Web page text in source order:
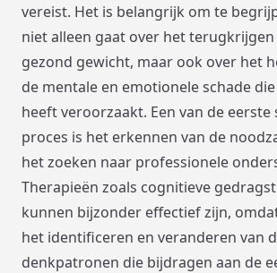
vereist. Het is belangrijk om te
niet alleen gaat over het terugkrijgen
gezond gewicht, maar ook over het
de mentale en emotionele schade
heeft veroorzaakt. Een van de
proces is het erkennen van de
het zoeken naar professionele
Therapieën zoals cognitieve
kunnen bijzonder effectief zijn,
het identificeren en veranderen van
denkpatronen die bijdragen aan de